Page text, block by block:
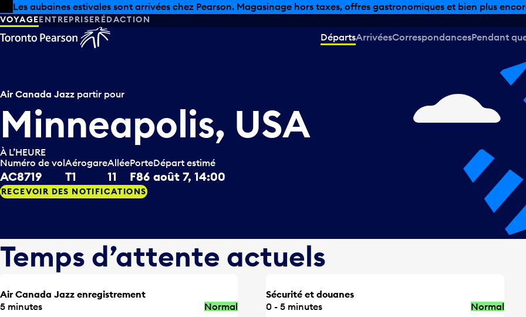
Skip to offers
Passer au contenu principal
Les aubaines estivales sont arrivées chez Pearson. Magasinage hors taxes, offres gastronomiques et bien plus
VOYAGEENTREPRISERÉDACTION
DépartsArrivéesCorrespondancesPendant
Air Canada Jazz partir pour
Minneapolis, USA
À L’HEURE
Numéro de vol
AC8719
Aérogare
T1
Allée
11
Porte
F86
Départ estimé
août 7, 14:00
RECEVOIR DES NOTIFICATIONS
Temps d’attente actuels
Air Canada Jazz enregistrement
5 minutes
Normal
Sécurité et douanes
0 - 5 minutes
Normal